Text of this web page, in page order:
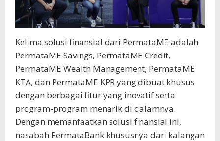
Kelima solusi finansial dari PermataME adalah
PermataME Savings, PermataME Credit,
PermataME Wealth Management, PermataME
KTA, dan PermataME KPR yang dibuat khusus
dengan berbagai fitur yang inovatif serta
program-program menarik di dalamnya.
Dengan memanfaatkan solusi finansial ini,
nasabah PermataBank khususnya dari kalangan